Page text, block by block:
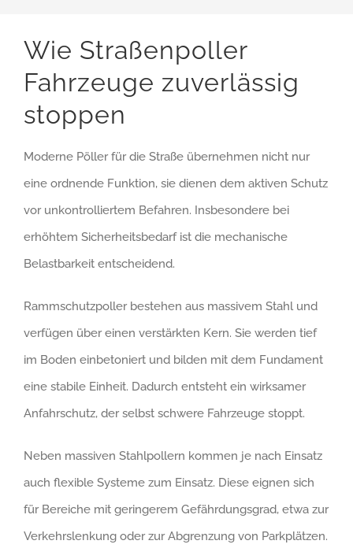
Wie Straßenpoller
Fahrzeuge zuverlässig
stoppen
Moderne Pöller für die Straße übernehmen nicht nur
eine ordnende Funktion, sie dienen dem aktiven Schutz
vor unkontrolliertem Befahren. Insbesondere bei
erhöhtem Sicherheitsbedarf ist die mechanische
Belastbarkeit entscheidend.
Rammschutzpoller bestehen aus massivem Stahl und
verfügen über einen verstärkten Kern. Sie werden tief
im Boden einbetoniert und bilden mit dem Fundament
eine stabile Einheit. Dadurch entsteht ein wirksamer
Anfahrschutz, der selbst schwere Fahrzeuge stoppt.
Neben massiven Stahlpollern kommen je nach Einsatz
auch flexible Systeme zum Einsatz. Diese eignen sich
für Bereiche mit geringerem Gefährdungsgrad, etwa zur
Verkehrslenkung oder zur Abgrenzung von Parkplätzen.